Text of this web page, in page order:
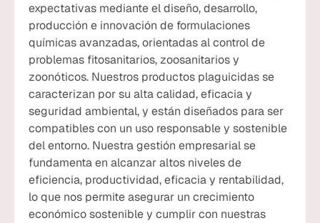
expectativas mediante el diseño, desarrollo,
producción e innovación de formulaciones
químicas avanzadas, orientadas al control de
problemas fitosanitarios, zoosanitarios y
zoonóticos. Nuestros productos plaguicidas se
caracterizan por su alta calidad, eficacia y
seguridad ambiental, y están diseñados para ser
compatibles con un uso responsable y sostenible
del entorno. Nuestra gestión empresarial se
fundamenta en alcanzar altos niveles de
eficiencia, productividad, eficacia y rentabilidad,
lo que nos permite asegurar un crecimiento
económico sostenible y cumplir con nuestras